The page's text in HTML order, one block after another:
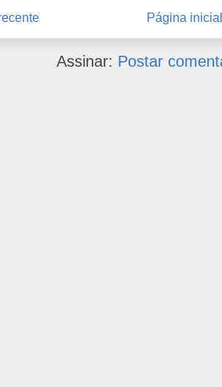
Página inicial
Assinar: Postar